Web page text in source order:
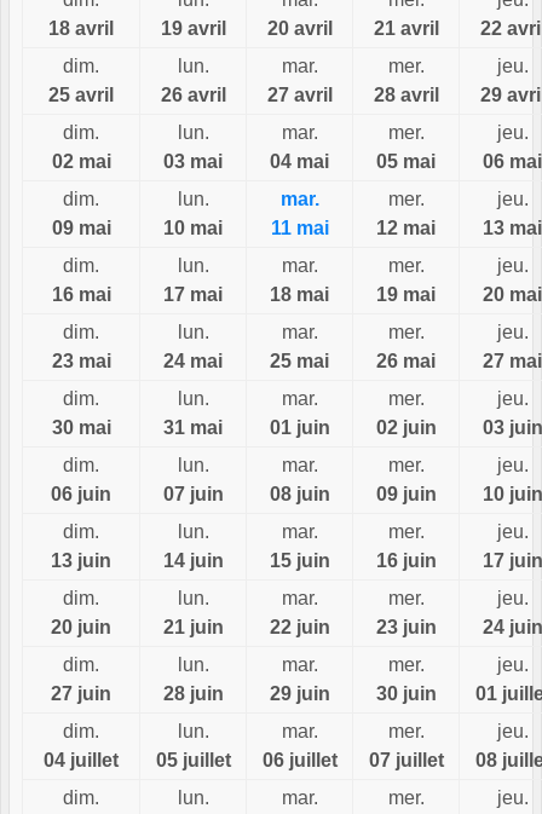
18 avril
19 avril
20 avril
21 avril
22
dim.
25 avril
lun.
26 avril
mar.
27 avril
mer.
28 avril
jeu.
29
dim.
02 mai
lun.
03 mai
mar.
04 mai
mer.
05 mai
jeu.
06 mai
dim.
09 mai
lun.
10 mai
mar.
11 mai
mer.
12 mai
jeu.
13 mai
dim.
16 mai
lun.
17 mai
mar.
18 mai
mer.
19 mai
jeu.
20 mai
dim.
23 mai
lun.
24 mai
mar.
25 mai
mer.
26 mai
jeu.
27 mai
dim.
30 mai
lun.
31 mai
mar.
01 juin
mer.
02 juin
jeu.
03 juin
dim.
06 juin
lun.
07 juin
mar.
08 juin
mer.
09 juin
jeu.
10 juin
dim.
13 juin
lun.
14 juin
mar.
15 juin
mer.
16 juin
jeu.
17 juin
dim.
20 juin
lun.
21 juin
mar.
22 juin
mer.
23 juin
jeu.
24 juin
dim.
27 juin
lun.
28 juin
mar.
29 juin
mer.
30 juin
jeu.
01
dim.
04 juillet
lun.
05 juillet
mar.
06 juillet
mer.
07 juillet
jeu.
08
dim.
lun.
mar.
mer.
jeu.